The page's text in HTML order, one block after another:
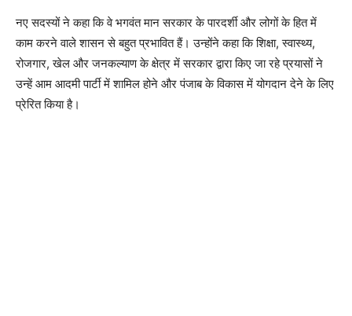
नए सदस्यों ने कहा कि वे भगवंत मान सरकार के पारदर्शी और लोगों के हित में
काम करने वाले शासन से बहुत प्रभावित हैं। उन्होंने कहा कि शिक्षा, स्वास्थ्य,
रोजगार, खेल और जनकल्याण के क्षेत्र में सरकार द्वारा किए जा रहे प्रयासों ने
उन्हें आम आदमी पार्टी में शामिल होने और पंजाब के विकास में योगदान देने के लिए
प्रेरित किया है।